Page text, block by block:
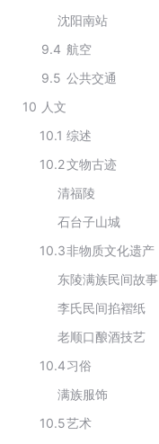
沈阳南站
9.4 航空
9.5 公共交通
10 人文
10.1 综述
10.2文物古迹
清福陵
石台子山城
10.3非物质文化遗产
东陵满族民间故事
李氏民间掐褶纸
老顺口酿酒技艺
10.4习俗
满族服饰
10.5艺术